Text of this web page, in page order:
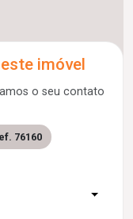
imóvel
o seu contato
76160